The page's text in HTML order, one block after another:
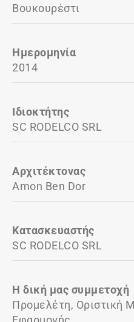
Βουκουρέστι
Ημερομηνία
2014
Ιδιοκτήτης
SC RODELCO SRL
Αρχιτέκτονας
Amon Ben Dor
Κατασκευαστής
SC RODELCO SRL
Η δική μας συμμετοχή
Προμελέτη, Οριστική